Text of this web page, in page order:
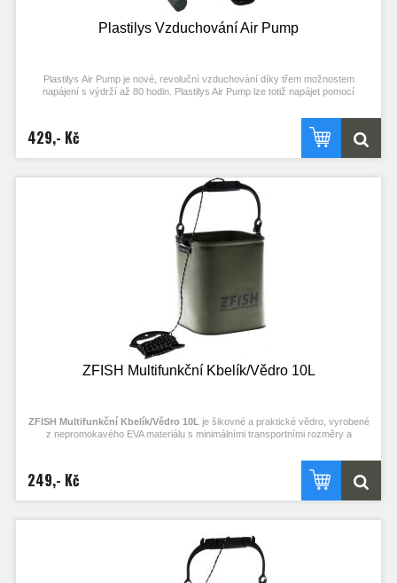
Plastilys Vzduchování Air Pump
Plastilys Air Pump je nové, revoluční vzduchování díky třem možnostem
napájení s výdrží až 80 hodin. Plastilys Air Pump lze totiž napájet pomocí
NOTEBOOKU a díky adaptéru na 12 V také z autozapalovače. Velkou výhodou
tedy je, že Vám stačí pouze jedno vzduchování, které využijete doma, v
garáži, ale i na výpravě v přírodě nebo na lodi. Pouze díky přepínači zvolíte
Výdrž až 80h
Clip pro jednodušší fixaci k řízkovnici
Přepínač napájení : I = napájení bateriemi, II = napájení z USB zdroje
3 možnosti napájení:
1.) 3x AA Baterie (doporučujeme dobíjecí) - nejsou součástí balení !!!!
2.) USB kabel - POWERBANKA/NTB a pod.
3.) Adaptér do autozapalovače na 12V - součástí balení
Součástí balení je také vzduchovací koncovka (kamínek) s hadičkou
429,- Kč
ZFISH Multifunkční Kbelík/Vědro 10L
ZFISH Multifunkční Kbelík/Vědro 10L je šikovné a praktické vědro, vyrobené
z nepromokavého EVA materiálu s minimálními transportními rozměry a
Jeho využití oceníte zejména při polévání úlovků, při získávání a přenosu
užitkové vody a stoprocentně se hodí při přípravě krmení nebo skladování
čehokoli během pobytu u vody. Tato vědra jsou specifická a užitečná kvůli své
přelévání a dávkování vody ať už přes celou hranu, nebo díky rohu, který při
vylévání zastává funkci hrdla. Kbelík je samozřejmě opatřen pevným plastovým
úchopem, takže následný přesun plného vědra není žádný problém.
Rozměry: 22x22x25cm
Transportní rozměry: 22x22x5cm
249,- Kč